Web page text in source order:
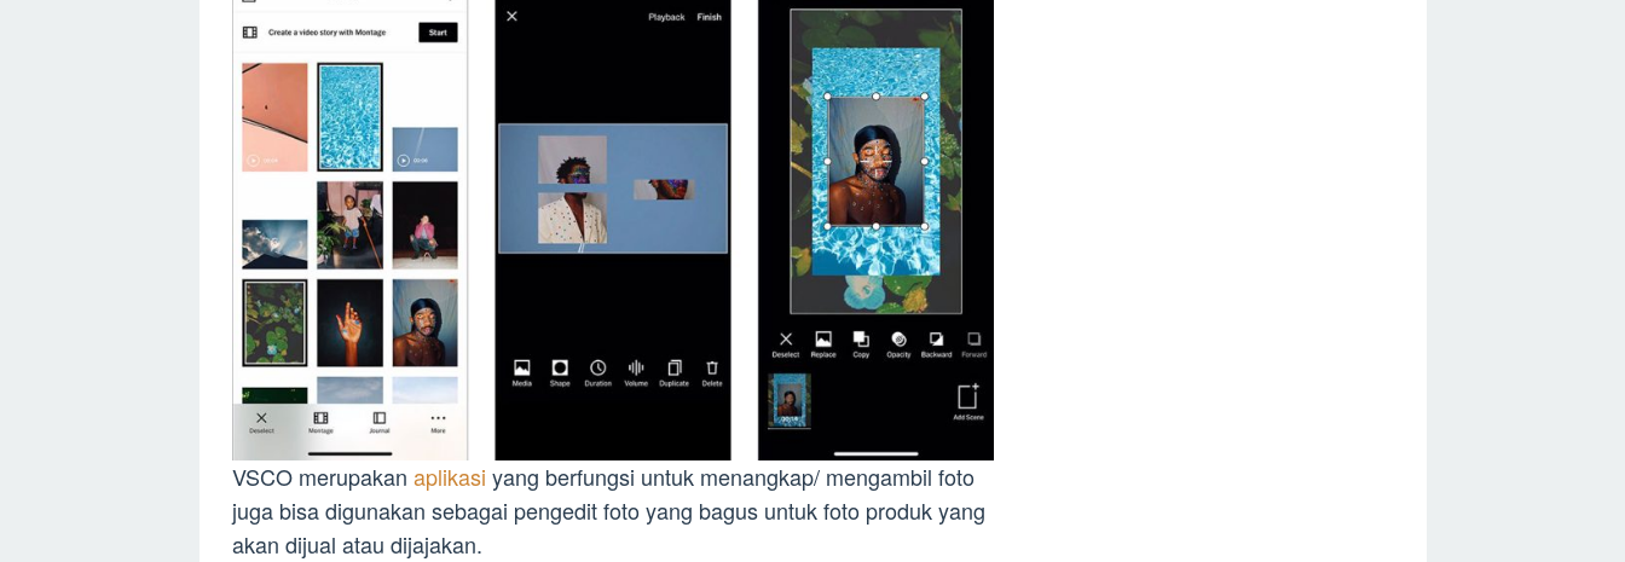
VSCO merupakan aplikasi yang berfungsi untuk menangkap/ mengambil foto
juga bisa digunakan sebagai pengedit foto yang bagus untuk foto produk yang
akan dijual atau dijajakan.